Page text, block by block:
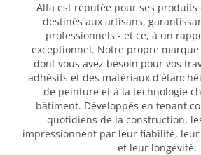
Alfa est réputée pour ses
destinés aux artisans,
professionnels - et ce, à un
exceptionnel. Notre propre
dont vous avez besoin pour vos
adhésifs et des matériaux
de peinture et à la technologie
bâtiment. Développés en tenant
quotidiens de la construction,
impressionnent par leur fiabilité,
et leur longévité.